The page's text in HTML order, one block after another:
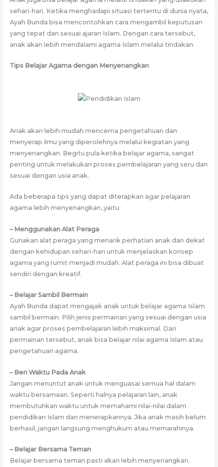
sehari-hari. Ketika menghadapi situasi tertentu di dunia nyata,
Ayah Bunda bisa mencontohkan cara mengambil keputusan
yang tepat dan sesuai ajaran Islam. Dengan cara tersebut,
anak akan lebih mendalami agama Islam melalui tindakan.
Tips Belajar Agama dengan Menyenangkan
Anak akan lebih mudah mencerna pengetahuan dan
menyerap ilmu yang diperolehnya melalui kegiatan yang
menyenangkan. Begitu pula ketika belajar agama, sangat
penting untuk melakukan proses pembelajaran yang seru dan
sesuai dengan usia anak.
Ada beberapa tips yang dapat diterapkan agar pelajaran
agama lebih menyenangkan, yaitu:
– Menggunakan Alat Peraga
Gunakan alat peraga yang menarik perhatian anak dan dekat
dengan kehidupan sehari-hari untuk menjelaskan konsep
agama yang rumit menjadi mudah. Alat peraga ini bisa dibuat
sendiri dengan kreatif.
– Belajar Sambil Bermain
Ayah Bunda dapat mengajak anak untuk belajar agama Islam
sambil bermain. Pilih jenis permainan yang sesuai dengan usia
anak agar proses pembelajaran lebih maksimal. Dari
permainan tersebut, anak bisa belajar nilai agama Islam atau
pengetahuan agama.
– Beri Waktu Pada Anak
Jangan menuntut anak untuk menguasai semua hal dalam
waktu bersamaan. Seperti halnya pelajaran lain, anak
membutuhkan waktu untuk memahami nilai-nilai dalam
pendidikan Islam dan menerapkannya. Jika anak masih belum
berhasil, jangan langsung menghukum atau memarahinya.
– Belajar Bersama Teman
Belajar bersama teman pasti akan lebih menyenangkan.